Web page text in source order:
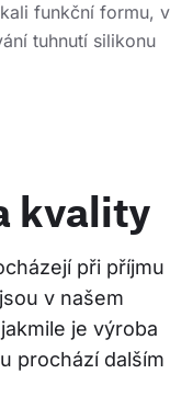
funkční formu, v
tuhnutí silikonu
kvality
při příjmu
v našem
je výroba
prochází dalším